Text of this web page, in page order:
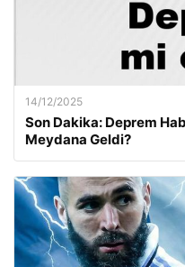
14/12/2025
Son Dakika: Deprem
Meydana Geldi?